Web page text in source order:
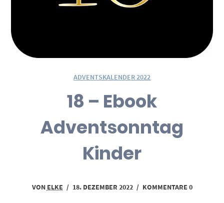
ADVENTSKALENDER 2022
18 – Ebook
Adventsonntag
Kinder
VON ELKE / 18. DEZEMBER 2022 / KOMMENTARE 0